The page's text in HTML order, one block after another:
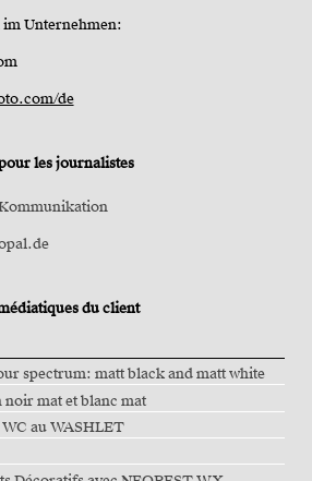
Unternehmen:
de
les journalistes
du client
spectrum: matt black and matt white
noir mat et blanc mat
au WASHLET